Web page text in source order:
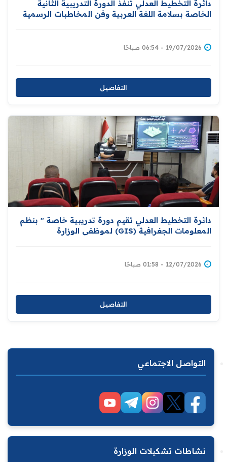
دائرة التخطيط العدلي تنفذ الدورة التدريبية الثانية
الخاصة بسلامة اللغة العربية وفن المخاطبات الرسمية
19/07/2026 - 06:54 صباحًا
التفاصيل
دائرة التخطيط العدلي تقيم دورة تدريبية خاصة " بنظم
المعلومات الجغرافية (GIS) لموظفي الوزارة
12/07/2026 - 01:58 صباحًا
التفاصيل
التواصل الاجتماعي
نشاطات تشكيلات الوزارة